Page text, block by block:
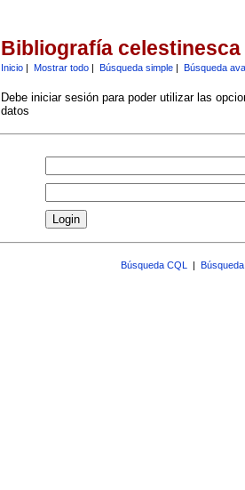
Bibliografía celestinesca
Inicio| Mostrar todo| Búsqueda simple| Búsqueda
Debe iniciar sesión para poder utilizar las
datos
Búsqueda CQL |